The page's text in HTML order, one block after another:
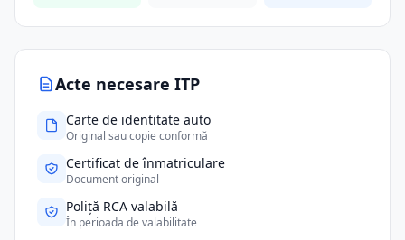
Acte necesare ITP
Carte de identitate auto
Original sau copie conformă
Certificat de înmatriculare
Document original
Poliță RCA valabilă
În perioada de valabilitate